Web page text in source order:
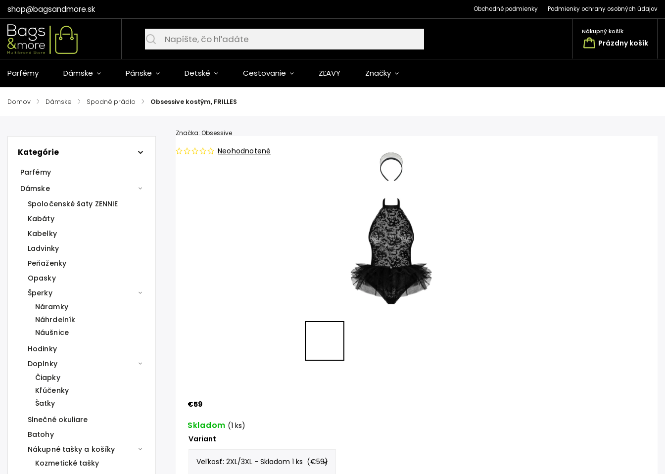
shop@bagsandmore.sk Obchodné podmienky Podmienky ochrany osobných údajov
Nákupný košík
Prázdny košík
Parfémy Dámske Pánske Detské Cestovanie ZĽAVY Značky
Domov / Dámske / Spodné prádlo / Obsessive kostým, FRILLES
Kategórie
Parfémy
Dámske
Spoločenské šaty ZENNIE
Kabáty
Kabelky
Ladvinky
Peňaženky
Opasky
Šperky
Náramky
Náhrdelník
Náušnice
Hodinky
Doplnky
Čiapky
Kľúčenky
Šatky
Slnečné okuliare
Batohy
Nákupné tašky a košíky
Kozmetické tašky
Neohodnotené
Značka: Obsessive
€59
Skladom (1 ks)
Variant